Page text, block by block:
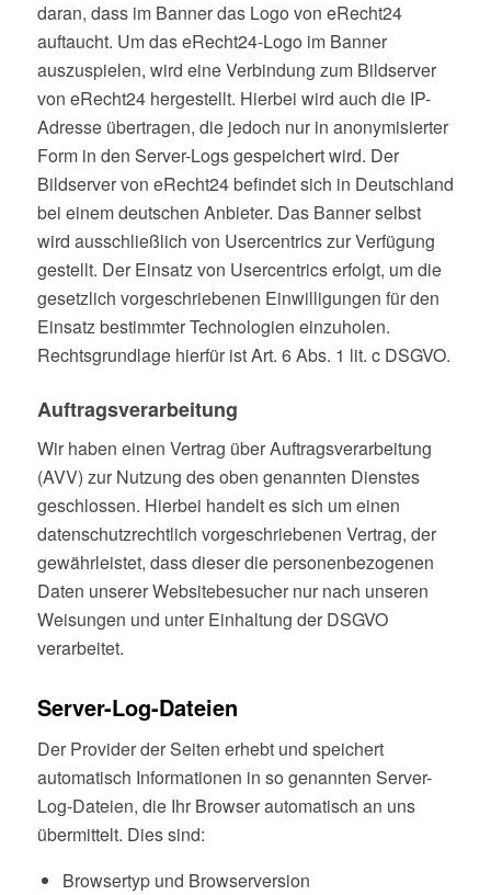
daran, dass im Banner das Logo von eRecht24
auftaucht. Um das eRecht24-Logo im Banner
auszuspielen, wird eine Verbindung zum Bildserver
von eRecht24 hergestellt. Hierbei wird auch die IP-
Adresse übertragen, die jedoch nur in anonymisierter
Form in den Server-Logs gespeichert wird. Der
Bildserver von eRecht24 befindet sich in Deutschland
bei einem deutschen Anbieter. Das Banner selbst
wird ausschließlich von Usercentrics zur Verfügung
gestellt. Der Einsatz von Usercentrics erfolgt, um die
gesetzlich vorgeschriebenen Einwilligungen für den
Einsatz bestimmter Technologien einzuholen.
Rechtsgrundlage hierfür ist Art. 6 Abs. 1 lit. c DSGVO.
Auftragsverarbeitung
Wir haben einen Vertrag über Auftragsverarbeitung
(AVV) zur Nutzung des oben genannten Dienstes
geschlossen. Hierbei handelt es sich um einen
datenschutzrechtlich vorgeschriebenen Vertrag, der
gewährleistet, dass dieser die personenbezogenen
Daten unserer Websitebesucher nur nach unseren
Weisungen und unter Einhaltung der DSGVO
verarbeitet.
Server-Log-Dateien
Der Provider der Seiten erhebt und speichert
automatisch Informationen in so genannten Server-
Log-Dateien, die Ihr Browser automatisch an uns
übermittelt. Dies sind:
Browsertyp und Browserversion